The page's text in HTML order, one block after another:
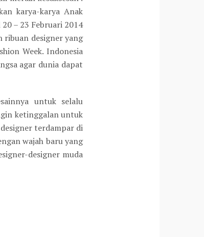
karya-karya Anak
– 23 Februari 2014
ribuan designer yang
Week. Indonesia
agar dunia dapat
untuk selalu
ketinggalan untuk
terdampar di
wajah baru yang
designer muda